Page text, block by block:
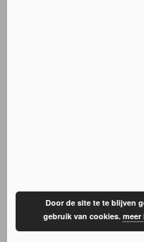
Door de site te te blijven
gebruik van cookies.